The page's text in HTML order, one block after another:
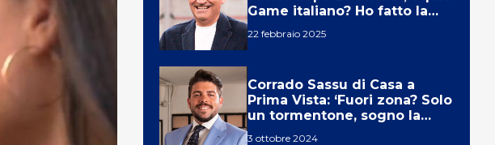
Game italiano? Ho fatto la
22 febbraio 2025
Corrado Sassu di Casa a
Prima Vista: ‘Fuori zona? Solo
un tormentone, sogno la
3 ottobre 2024